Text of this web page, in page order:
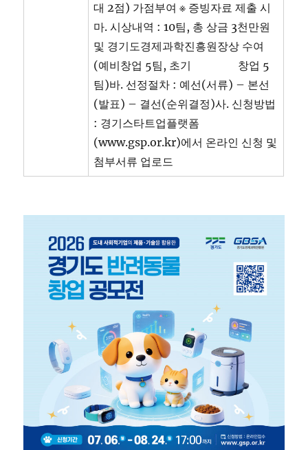
대 2점) 가점부여 ※ 증빙자료 제출 시
마. 시상내역 : 10팀, 총 상금 3천만원
및 경기도경제과학진흥원장상 수여
(예비창업 5팀, 초기 창업 5
팀)바. 선정절차 : 예선(서류) – 본선
(발표) – 결선(순위결정)사. 신청방법
: 경기스타트업플랫폼
(www.gsp.or.kr)에서 온라인 신청 및
첨부서류 업로드